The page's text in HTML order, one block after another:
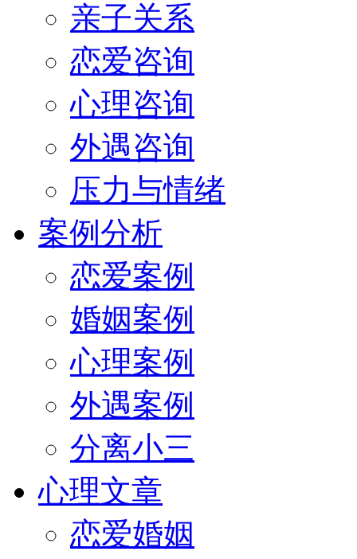
亲子关系
恋爱咨询
心理咨询
外遇咨询
压力与情绪
案例分析
恋爱案例
婚姻案例
心理案例
外遇案例
分离小三
心理文章
恋爱婚姻